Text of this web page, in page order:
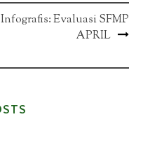
Infografis: Evaluasi SFMP
APRIL